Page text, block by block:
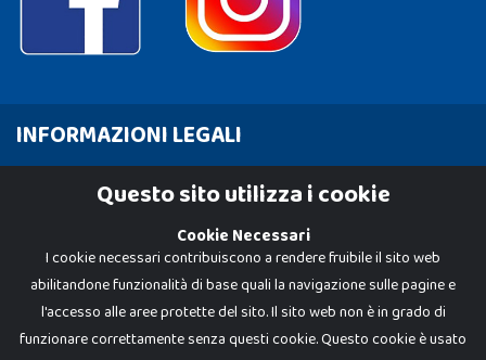
INFORMAZIONI LEGALI
Cookie PolicyQuesto sito utilizza i cookie
Cookie Necessari
I cookie necessari contribuiscono a rendere fruibile il sito web
abilitandone funzionalità di base quali la navigazione sulle pagine e
l'accesso alle aree protette del sito. Il sito web non è in grado di
funzionare correttamente senza questi cookie. Questo cookie è usato